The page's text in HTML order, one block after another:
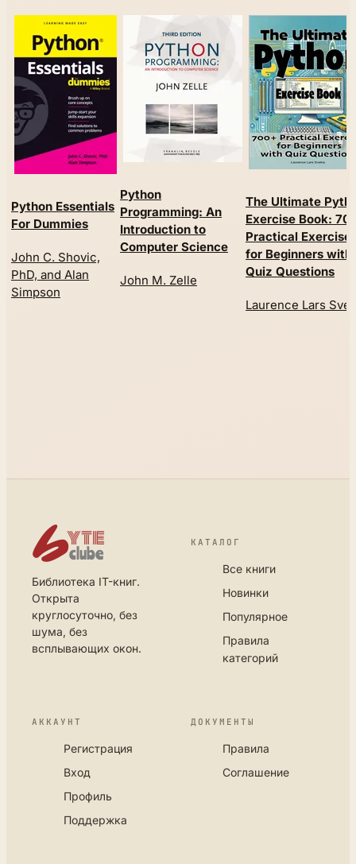
Python Essentials
For Dummies
John C. Shovic,
PhD, and Alan
Simpson
Python
Programming: An
Introduction to
Computer Science
John M. Zelle
The Ultimate
Exercise Book:
Practical
for Beginners with
Quiz Questions
Laurence Lars
Библиотека IT-книг.
Открыта
круглосуточно, без
шума, без
всплывающих окон.
КАТАЛОГ
Все книги
Новинки
Популярное
Правила
категорий
АККАУНТ
Регистрация
Вход
Профиль
Поддержка
ДОКУМЕНТЫ
Правила
Соглашение